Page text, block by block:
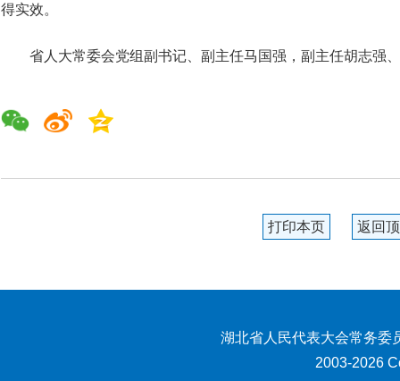
得实效。
省人大常委会党组副书记、副主任马国强，副主任胡志强
打印本页 返回
湖北省人民代表大会常务委
2003-2026